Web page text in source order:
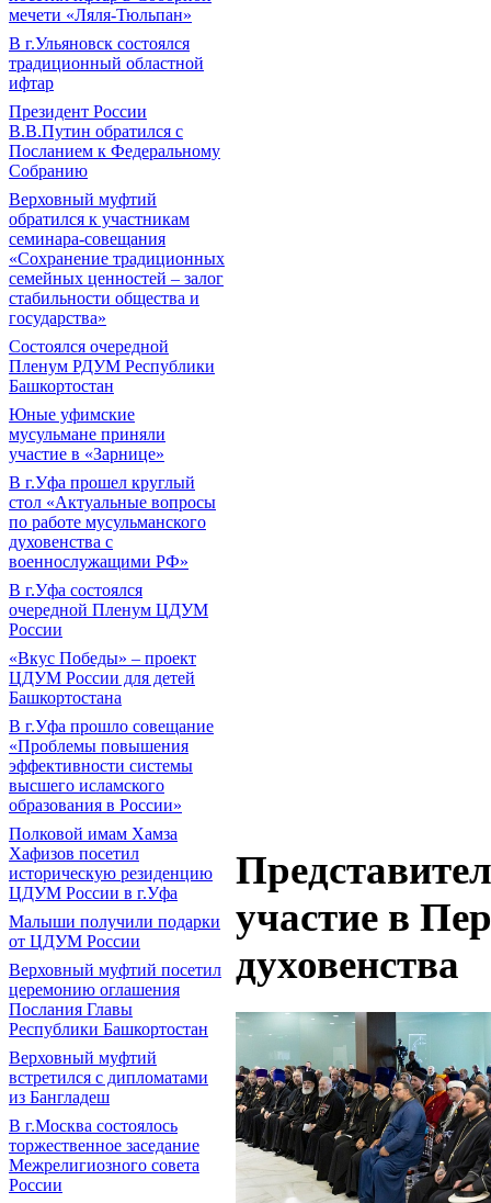
мечети «Ляля-Тюльпан»
В г.Ульяновск состоялся
традиционный областной
ифтар
Президент России
В.В.Путин обратился с
Посланием к Федеральному
Собранию
Верховный муфтий
обратился к участникам
семинара-совещания
«Сохранение традиционных
семейных ценностей – залог
стабильности общества и
государства»
Состоялся очередной
Пленум РДУМ Республики
Башкортостан
Юные уфимские
мусульмане приняли
участие в «Зарнице»
В г.Уфа прошел круглый
стол «Актуальные вопросы
по работе мусульманского
духовенства с
военнослужащими РФ»
В г.Уфа состоялся
очередной Пленум ЦДУМ
России
«Вкус Победы» – проект
ЦДУМ России для детей
Башкортостана
В г.Уфа прошло совещание
«Проблемы повышения
эффективности системы
высшего исламского
образования в России»
Полковой имам Хамза
Хафизов посетил
историческую резиденцию
ЦДУМ России в г.Уфа
Малыши получили подарки
от ЦДУМ России
Верховный муфтий посетил
церемонию оглашения
Послания Главы
Республики Башкортостан
Верховный муфтий
встретился с дипломатами
из Бангладеш
В г.Москва состоялось
торжественное заседание
Межрелигиозного совета
России
участие в
духовенства